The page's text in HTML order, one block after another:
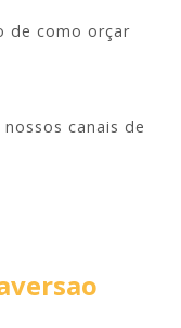
de como orçar
canais de